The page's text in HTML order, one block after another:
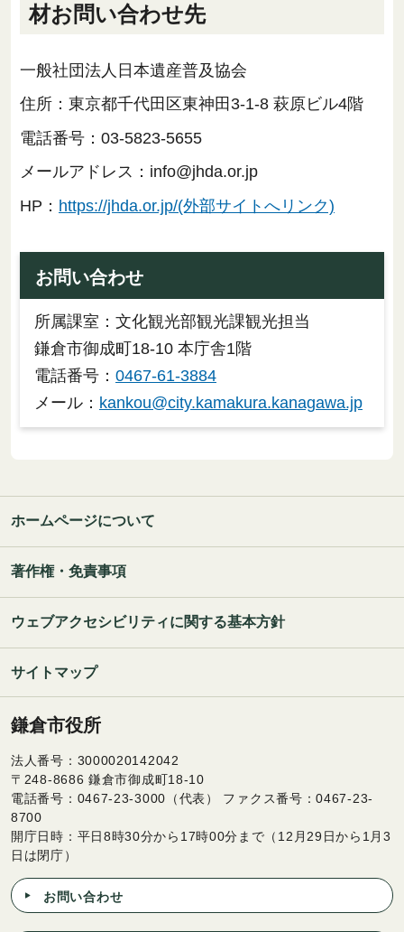
材お問い合わせ先
一般社団法人日本遺産普及協会
住所：東京都千代田区東神田3-1-8 萩原ビル4階
電話番号：03-5823-5655
メールアドレス：info@jhda.or.jp
HP： https://jhda.or.jp/(外部サイトへリンク)
お問い合わせ
所属課室：文化観光部観光課観光担当
鎌倉市御成町18-10 本庁舎1階
電話番号： 0467-61-3884
メール： kankou@city.kamakura.kanagawa.jp
ホームページについて
著作権・免責事項
ウェブアクセシビリティに関する基本方針
サイトマップ
鎌倉市役所
法人番号：3000020142042
〒248-8686 鎌倉市御成町18-10
電話番号：0467-23-3000（代表） ファクス番号：0467-23-
8700
開庁日時：平日8時30分から17時00分まで（12月29日から1月3
日は閉庁）
お問い合わせ